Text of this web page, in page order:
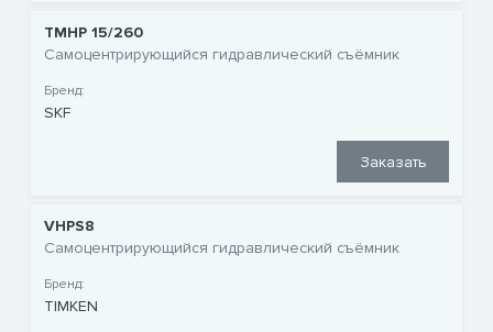
TMHP 15/260
Самоцентрирующийся гидравлический съёмник
Бренд:
SKF
Заказать
VHPS8
Самоцентрирующийся гидравлический съёмник
Бренд:
TIMKEN